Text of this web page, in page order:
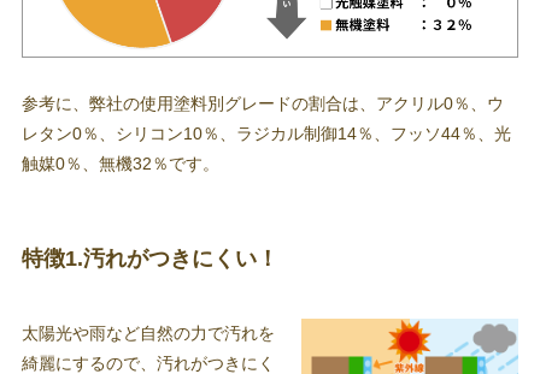
参考に、弊社の使用塗料別グレードの割合は、アクリル0％、ウ
レタン0％、シリコン10％、ラジカル制御14％、フッソ44％、光
触媒0％、無機32％です。
特徴1.汚れがつきにくい！
太陽光や雨など自然の力で汚れを
綺麗にするので、汚れがつきにく